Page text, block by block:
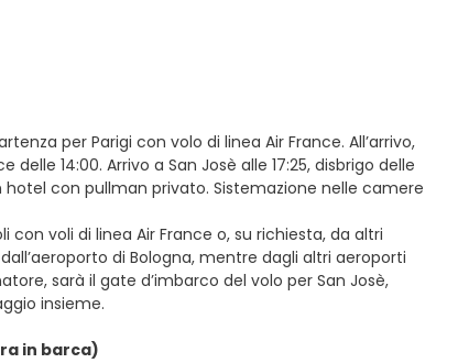
per Parigi con volo di linea Air France. All’arrivo,
14:00. Arrivo a San Josè alle 17:25, disbrigo delle
con pullman privato. Sistemazione nelle camere
con voli di linea Air France o, su richiesta, da altri
di Bologna, mentre dagli altri aeroporti
sarà il gate d’imbarco del volo per San Josè,
insieme.
in barca)